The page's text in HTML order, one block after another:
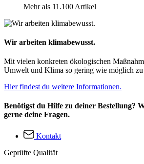
Mehr als 11.100 Artikel
Wir arbeiten klimabewusst.
Mit vielen konkreten ökologischen
Umwelt und Klima so gering wie möglich zu
Hier findest du weitere Informationen.
Benötigst du Hilfe zu deiner Bestellung?
gerne deine Fragen.
Kontakt
Geprüfte Qualität